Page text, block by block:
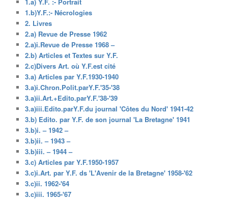
1.b)Y.F.:- Nécrologies
2. Livres
2.a) Revue de Presse 1962
2.a)i.Revue de Presse 1968 –
2.b) Articles et Textes sur Y.F.
2.c)Divers Art. où Y.F.est cité
3.a) Articles par Y.F.1930-1940
3.a)i.Chron.Polit.parY.F.'35-'38
3.a)ii.Art.+Edito.parY.F.'38-'39
3.a)iii.Edito.parY.F.du journal 'Côtes du Nord' 1941-42
3.b) Edito. par Y.F. de son journal 'La Bretagne' 1941
3.b)i. – 1942 –
3.b)ii. – 1943 –
3.b)iii. – 1944 –
3.c) Articles par Y.F.1950-1957
3.c)i.Art. par Y.F. ds 'L'Avenir de la Bretagne' 1958-'62
3.c)ii. 1962-'64
3.c)iii. 1965-'67